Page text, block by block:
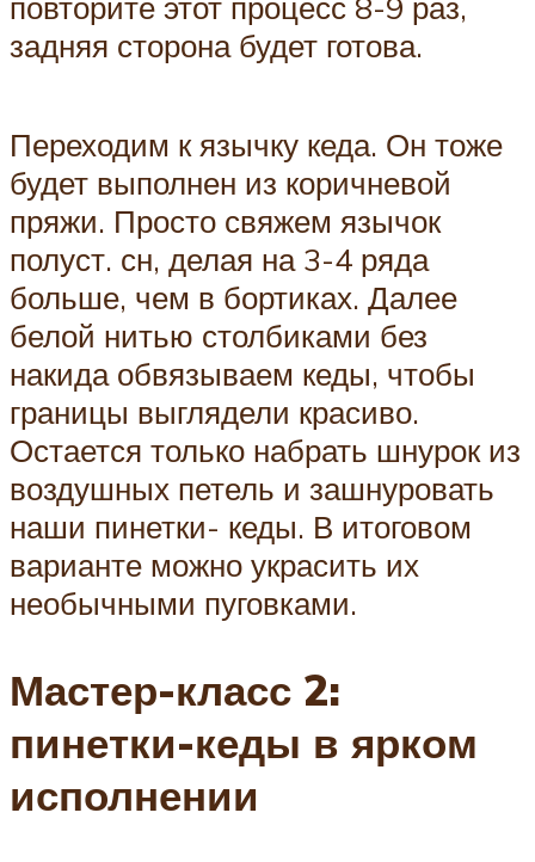
задняя сторона будет готова.
Переходим к язычку кеда. Он тоже
будет выполнен из коричневой
пряжи. Просто свяжем язычок
полуст. сн, делая на 3-4 ряда
больше, чем в бортиках. Далее
белой нитью столбиками без
накида обвязываем кеды, чтобы
границы выглядели красиво.
Остается только набрать шнурок из
воздушных петель и зашнуровать
наши пинетки- кеды. В итоговом
варианте можно украсить их
необычными пуговками.
Мастер-класс 2:
пинетки-кеды в ярком
исполнении